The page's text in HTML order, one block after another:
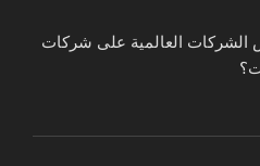
الشركات العالمية على شركات